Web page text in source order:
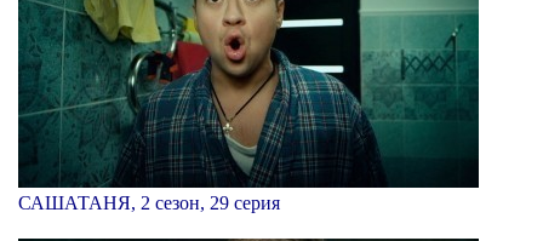
САШАТАНЯ, 2 сезон, 29 серия